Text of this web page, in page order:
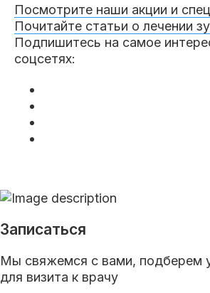
Посмотрите наши акции и
Почитайте статьи о лечении
Подпишитесь на самое
соцсетях:
Записаться
Мы свяжемся с вами, подберем
для визита к врачу